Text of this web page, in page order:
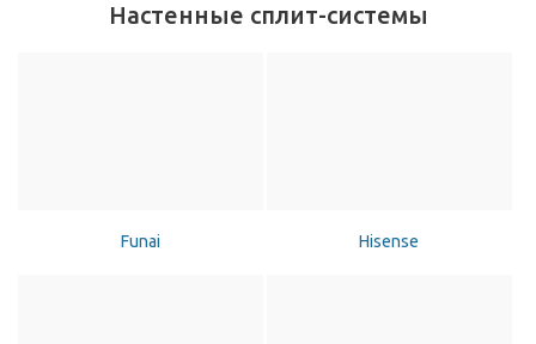
Настенные сплит-системы
Funai Hisense